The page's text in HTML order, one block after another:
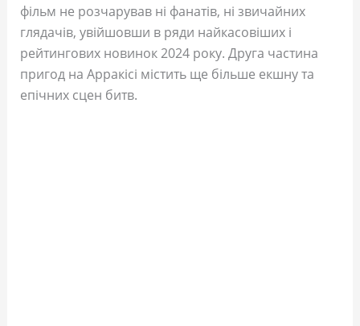
фільм не розчарував ні фанатів, ні звичайних
глядачів, увійшовши в ряди найкасовіших і
рейтингових новинок 2024 року. Друга частина
пригод на Арракісі містить ще більше екшну та
епічних сцен битв.